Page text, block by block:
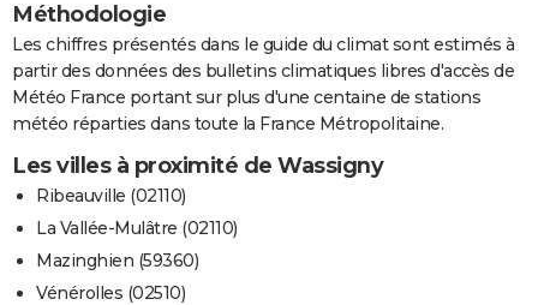
Méthodologie
Les chiffres présentés dans le guide du climat sont estimés à
partir des données des bulletins climatiques libres d'accès de
Météo France portant sur plus d'une centaine de stations
météo réparties dans toute la France Métropolitaine.
Les villes à proximité de Wassigny
Ribeauville (02110)
La Vallée-Mulâtre (02110)
Mazinghien (59360)
Vénérolles (02510)